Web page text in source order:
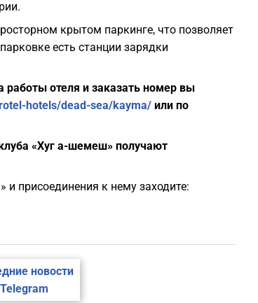
крытом паркинге, что позволяет
есть станции зарядки
работы отеля и заказать номер вы
hotels/dead-sea/kayma/ или по
«Хуг а-шемеш» получают
присоединения к нему заходите:
новости